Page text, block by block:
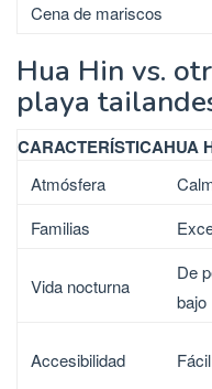
Cena de mariscos
Hua Hin vs.
playa
CARACTERÍSTICAHUA
Atmósfera
Familias
Vida nocturna
De
bajo
Accesibilidad Fácil